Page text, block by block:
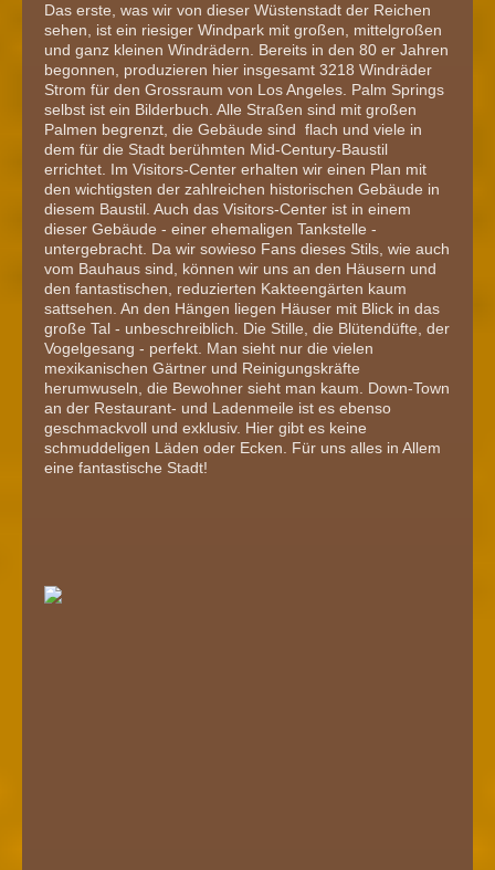
Das erste, was wir von dieser Wüstenstadt der Reichen
sehen, ist ein riesiger Windpark mit großen, mittelgroßen
und ganz kleinen Windrädern. Bereits in den 80 er Jahren
begonnen, produzieren hier insgesamt 3218 Windräder
Strom für den Grossraum von Los Angeles. Palm Springs
selbst ist ein Bilderbuch. Alle Straßen sind mit großen
Palmen begrenzt, die Gebäude sind flach und viele in
dem für die Stadt berühmten Mid-Century-Baustil
errichtet. Im Visitors-Center erhalten wir einen Plan mit
den wichtigsten der zahlreichen historischen Gebäude in
diesem Baustil. Auch das Visitors-Center ist in einem
dieser Gebäude - einer ehemaligen Tankstelle -
untergebracht. Da wir sowieso Fans dieses Stils, wie auch
vom Bauhaus sind, können wir uns an den Häusern und
den fantastischen, reduzierten Kakteengärten kaum
sattsehen. An den Hängen liegen Häuser mit Blick in das
große Tal - unbeschreiblich. Die Stille, die Blütendüfte, der
Vogelgesang - perfekt. Man sieht nur die vielen
mexikanischen Gärtner und Reinigungskräfte
herumwuseln, die Bewohner sieht man kaum. Down-Town
an der Restaurant- und Ladenmeile ist es ebenso
geschmackvoll und exklusiv. Hier gibt es keine
schmuddeligen Läden oder Ecken. Für uns alles in Allem
eine fantastische Stadt!